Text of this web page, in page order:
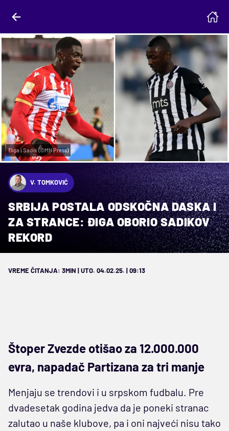
Điga i Sadik (©MN Press)
V. TOMKOVIĆ
SRBIJA POSTALA ODSKOČNA DASKA I
ZA STRANCE: ĐIGA OBORIO SADIKOV
REKORD
VREME ČITANJA: 3MIN | UTO. 04.02.25. | 09:13
Štoper Zvezde otišao za 12.000.000
evra, napadač Partizana za tri manje
Menjaju se trendovi i u srpskom fudbalu. Pre
dvadesetak godina jedva da je poneki stranac
zalutao u naše klubove, pa i oni najveći nisu tako